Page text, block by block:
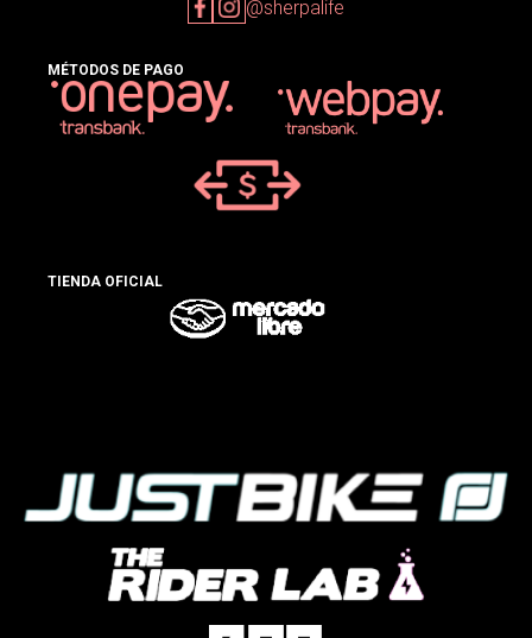
@sherpalife
MÉTODOS DE PAGO
TIENDA OFICIAL